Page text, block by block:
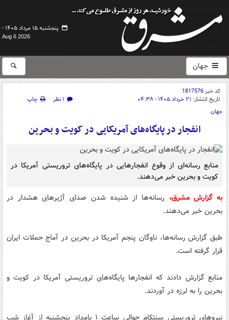
پنجشنبه ۱۵ مرداد ۱۴۰۵ -
Aug 6 2026
جهان
کد خبر1817576
تاریخ انتشار: ۲۱ خرداد ۱۴۰۵ - ۰۴:۳۸ ۱ نظر
چاپ
جهان
انفجار در پایگاه‌های آمریکایی در کویت و بحرین
منابع رسانه‌ای از وقوع انفجارهایی در پایگاه‌های تروریستی آمریکا در
کویت و بحرین خبر می‌دهند.
به گزارش مشرق، رسانه‌ها از شنیده شدن صدای آژیرهای هشدار در
بحرین خبر می‌دهند.
طبق گزارش رسانه‌ها، ناوگان پنجم آمریکا در بحرین در آماج حملات ایران
قرار گرفته است.
منابع گزارش دادند که انفجارها پایگاه‌های تروریستی آمریکا در کویت و
بحرین را به لرزه در آوردند.
نیروهای تروریستی سنتکام حوالی ساعت ۱ بامداد پنجشنبه از آغاز شب